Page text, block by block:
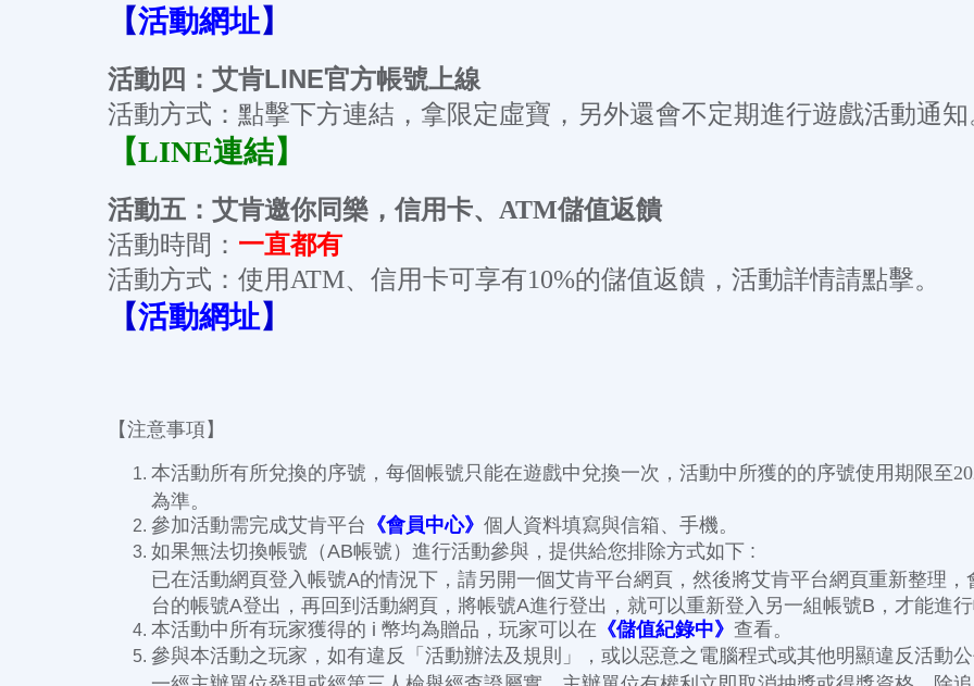
【活動網址】
活動四： 艾肯LINE官方帳號上線
活動方式：點擊下方連結，拿限定虛寶，另外還會不定期進行遊戲活動通知
【LINE連結】
活動五：艾肯邀你同樂，信用卡、ATM儲值返饋
活動時間： 一直都有
活動方式：使用ATM、信用卡可享有10%的儲值返饋，活動詳情請點擊。
【活動網址】
【注意事項】
本活動所有所兌換的序號，每個帳號只能在遊戲中兌換一次，活動中所獲的的序號使用期限至
為準。
參加活動需完成艾肯平台 《會員中心》 個人資料填寫與信箱、手機。
如果無法切換帳號（AB帳號）進行活動參與，提供給您排除方式如下 :
已在活動網頁登入帳號A的情況下，請另開一個艾肯平台網頁，然後將艾肯平台網頁重新整理
台的帳號A登出，再回到活動網頁，將帳號A進行登出，就可以重新登入另一組帳號B，才能進
本活動中所有玩家獲得的 i 幣均為贈品，玩家可以在 《儲值紀錄中》 查看。
參與本活動之玩家，如有違反「活動辦法及規則」，或以惡意之電腦程式或其他明顯違反活動
一經主辦單位發現或經第三人檢舉經查證屬實，主辦單位有權利立即取消抽獎或得獎資格，除